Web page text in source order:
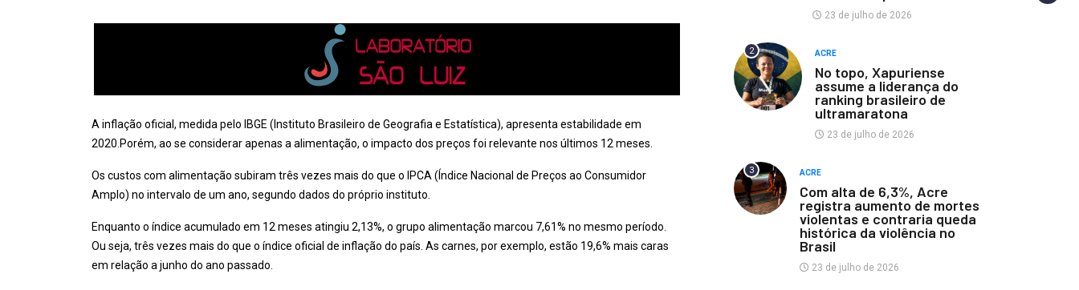
A inflação oficial, medida pelo IBGE (Instituto Brasileiro de Geografia e Estatística), apresenta estabilidade em
2020.Porém, ao se considerar apenas a alimentação, o impacto dos preços foi relevante nos últimos 12 meses.
Os custos com alimentação subiram três vezes mais do que o IPCA (Índice Nacional de Preços ao Consumidor
Amplo) no intervalo de um ano, segundo dados do próprio instituto.
Enquanto o índice acumulado em 12 meses atingiu 2,13%, o grupo alimentação marcou 7,61% no mesmo período.
Ou seja, três vezes mais do que o índice oficial de inflação do país. As carnes, por exemplo, estão 19,6% mais caras
em relação a junho do ano passado.
23 de julho de 2026
2 ACRE
No topo, Xapuriense
assume a liderança do
ranking brasileiro de
ultramaratona
23 de julho de 2026
3 ACRE
Com alta de 6,3%, Acre
registra aumento de mortes
violentas e contraria queda
histórica da violência no
Brasil
23 de julho de 2026